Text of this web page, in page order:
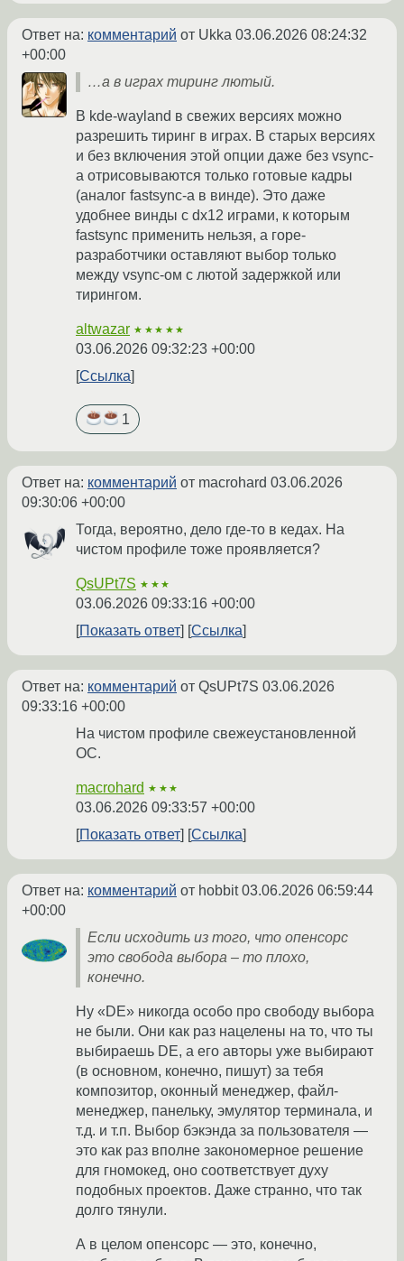
Ответ на: комментарий от Ukka 03.06.2026 08:24:32
+00:00
…а в играх тиринг лютый.
В kde-wayland в свежих версиях можно
разрешить тиринг в играх. В старых версиях
и без включения этой опции даже без vsync-
а отрисовываются только готовые кадры
(аналог fastsync-а в винде). Это даже
удобнее винды с dx12 играми, к которым
fastsync применить нельзя, а горе-
разработчики оставляют выбор только
между vsync-ом с лютой задержкой или
тирингом.
altwazar ★★★★★
03.06.2026 09:32:23 +00:00
Ссылка
1
Ответ на: комментарий от macrohard 03.06.2026
09:30:06 +00:00
Тогда, вероятно, дело где-то в кедах. На
чистом профиле тоже проявляется?
QsUPt7S ★★★
03.06.2026 09:33:16 +00:00
Показать ответ
Ссылка
Ответ на: комментарий от QsUPt7S 03.06.2026
09:33:16 +00:00
На чистом профиле свежеустановленной
ОС.
macrohard ★★★
03.06.2026 09:33:57 +00:00
Показать ответ
Ссылка
Ответ на: комментарий от hobbit03.06.2026 06:59:44
+00:00
Если исходить из того, что опенсорс
это свобода выбора – то плохо,
конечно.
Ну «DE» никогда особо про свободу выбора
не были. Они как раз нацелены на то, что ты
выбираешь DE, а его авторы уже выбирают
(в основном, конечно, пишут) за тебя
композитор, оконный менеджер, файл-
менеджер, панельку, эмулятор терминала, и
т.д. и т.п. Выбор бэкэнда за пользователя —
это как раз вполне закономерное решение
для гномокед, оно соответствует духу
подобных проектов. Даже странно, что так
долго тянули.
А в целом опенсорс — это, конечно,